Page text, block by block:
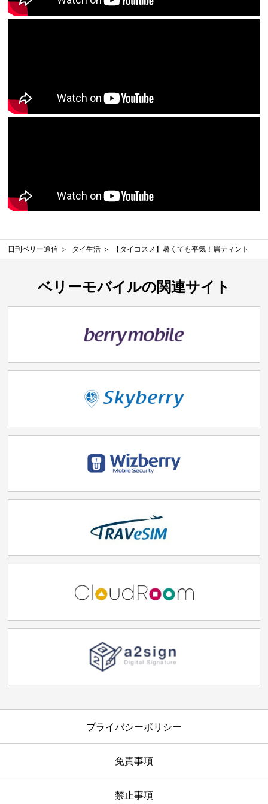
日刊ベリー通信 タイ生活 【タイコスメ】暑くても平気！眉ティント
ベリーモバイルの関連サイト
プライバシーポリシー
免責事項
禁止事項